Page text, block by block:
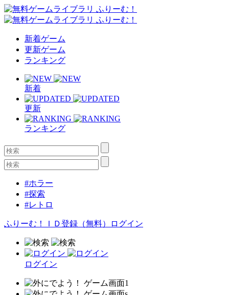
新着ゲーム
更新ゲーム
ランキング
新着
更新
ランキング
#ホラー
#探索
#レトロ
ふりーむ！ＩＤ登録（無料） ログイン
ログイン